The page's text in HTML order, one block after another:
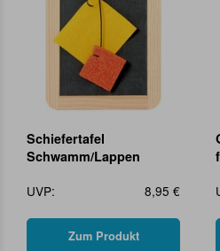
Schiefertafel
Schwamm/Lappen
UVP:
8,95 €
Zum Produkt